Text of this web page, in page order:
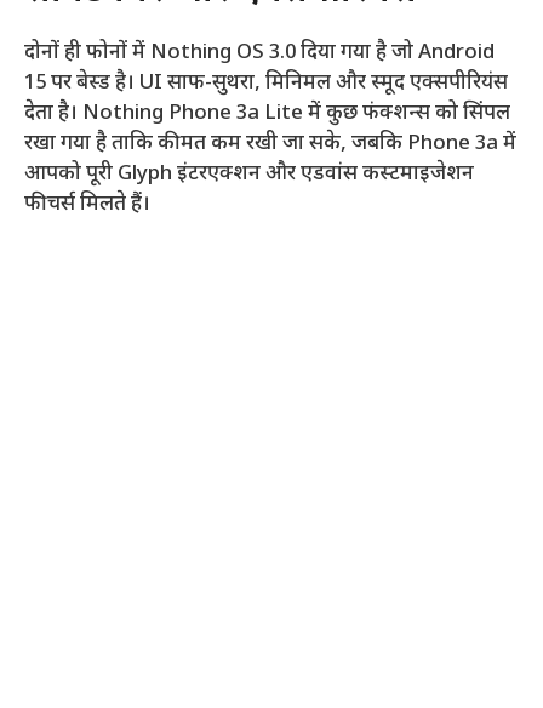
दोनों ही फोनों में Nothing OS 3.0 दिया गया है जो Android
15 पर बेस्ड है। UI साफ-सुथरा, मिनिमल और स्मूद एक्सपीरियंस
देता है। Nothing Phone 3a Lite में कुछ फंक्शन्स को सिंपल
रखा गया है ताकि कीमत कम रखी जा सके, जबकि Phone 3a में
आपको पूरी Glyph इंटरएक्शन और एडवांस कस्टमाइजेशन
फीचर्स मिलते हैं।